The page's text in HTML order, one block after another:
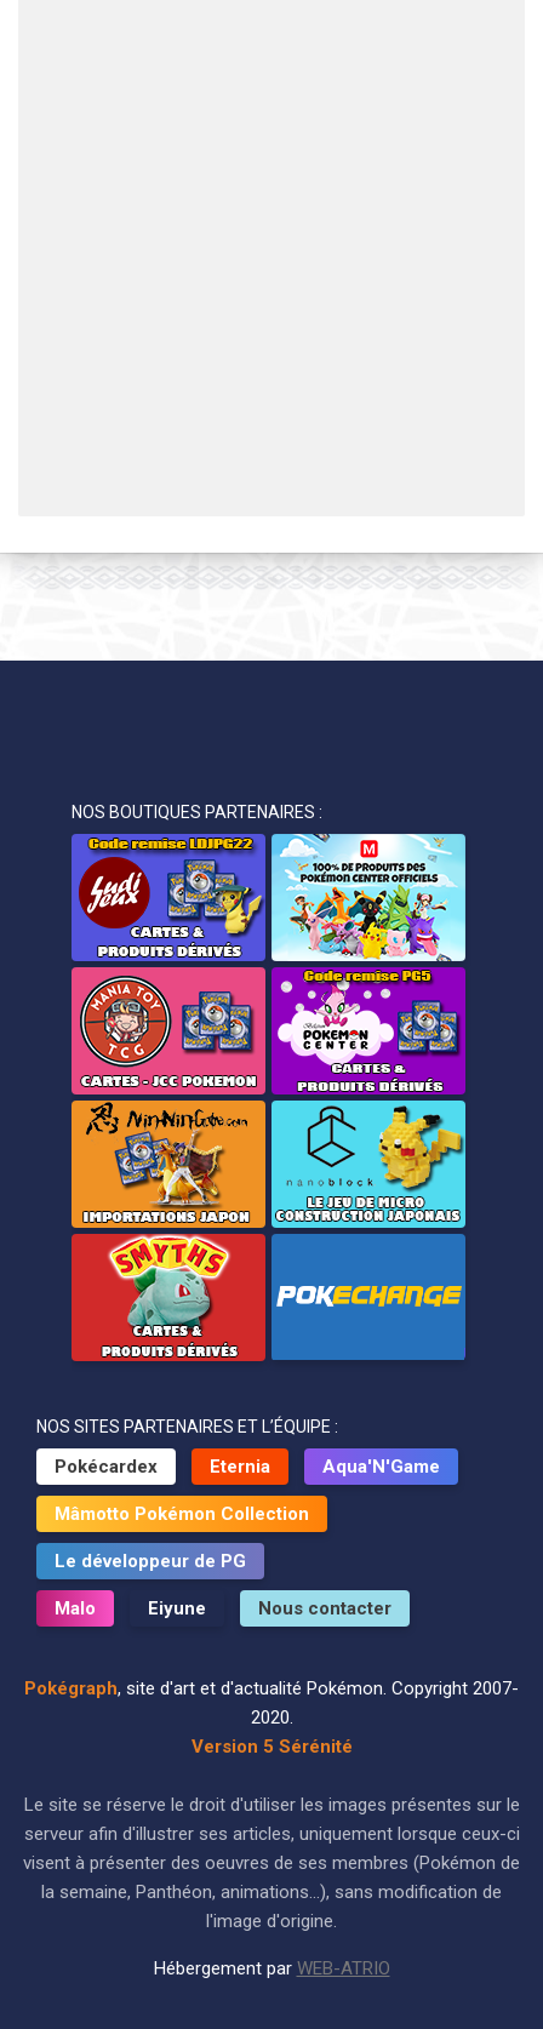
NOS BOUTIQUES PARTENAIRES :
NOS SITES PARTENAIRES ET L’ÉQUIPE :
Pokécardex Eternia Aqua'N'Game
Mâmotto Pokémon Collection
Le développeur de PG
Malo Eiyune Nous contacter
Pokégraph, site d'art et d'actualité Pokémon. Copyright 2007-
2020.
Version 5 Sérénité
Le site se réserve le droit d'utiliser les images présentes sur le
serveur afin d'illustrer ses articles, uniquement lorsque ceux-ci
visent à présenter des oeuvres de ses membres (Pokémon de
la semaine, Panthéon, animations...), sans modification de
l'image d'origine.
Hébergement par WEB-ATRIO